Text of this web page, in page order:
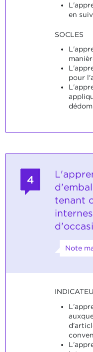
en
SOCLES
pour
4
tenant
Note